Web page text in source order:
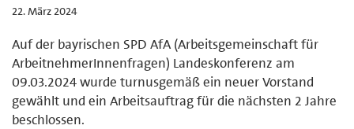
22. März 2024
Auf der bayrischen SPD AfA (Arbeitsgemeinschaft für
ArbeitnehmerInnenfragen) Landeskonferenz am
09.03.2024 wurde turnusgemäß ein neuer Vorstand
gewählt und ein Arbeitsauftrag für die nächsten 2 Jahre
beschlossen.